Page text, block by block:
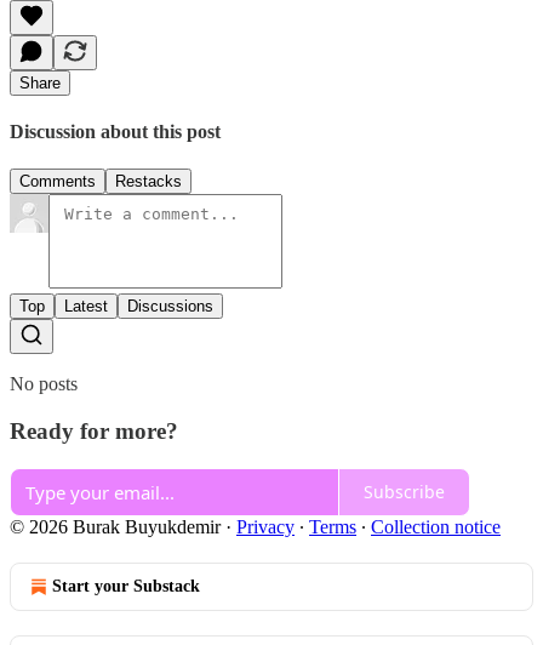
Share
Discussion about this post
Comments Restacks
Top Latest Discussions
No posts
Ready for more?
Subscribe
© 2026 Burak Buyukdemir· Privacy ∙ Terms ∙ Collection notice
Start your Substack